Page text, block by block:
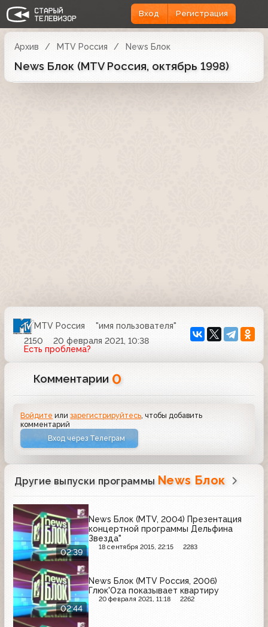
Вход Регистрация
Архив MTV Россия News Блок
News Блок (MTV Россия, октябрь 1998)
MTV Россия
"имя пользователя"
2150
20 февраля 2021, 10:38
Есть проблема?
Комментарии 0
Войдите илизарегистрируйтесь , чтобы добавить
комментарий
Вход через Телеграм
Другие выпуски программы News Блок
02:39
News Блок (MTV, 2004) Презентация
концертной программы Дельфина
Звезда"
18 сентября 2015, 22:15 2283
02:44
News Блок (MTV Россия, 2006)
Глюк'Oza показывает квартиру
20 февраля 2021, 11:18 2262